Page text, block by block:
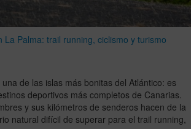
La Palma: trail running, ciclismo y turismo
de las islas más bonitas del Atlántico: es
deportivos más completos de Canarias.
y sus kilómetros de senderos hacen de la
natural difícil de superar para el trail running,